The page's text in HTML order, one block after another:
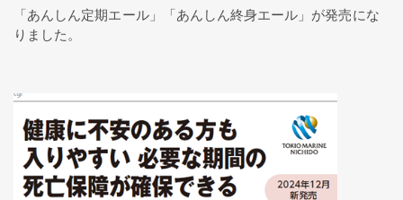
「あんしん定期エール」「あんしん終身エール」が発売にな
りました。